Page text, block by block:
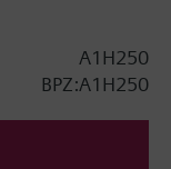
A1H250
BPZ:A1H250